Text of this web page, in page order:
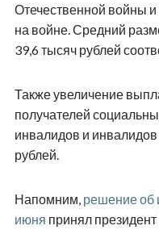
Отечественной войны
на войне. Средний
39,6 тысяч рублей
Также увеличение
получателей
инвалидов и инвалидов
рублей.
Напомним, решение об
июня принял